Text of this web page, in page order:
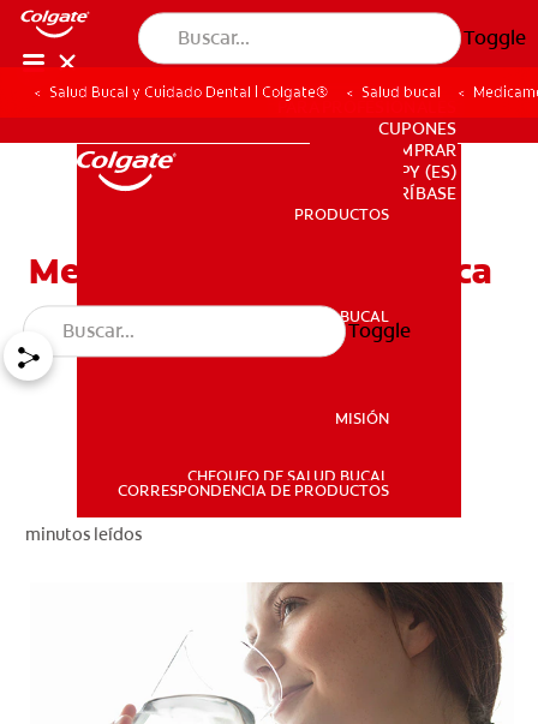
Toggle
PRODUCTOS
SALUD BUCAL
CORRESPONDENCIA DE PRODUCTOS
PARA PROFESIONALES
PARA PROFESIONALES
CUPONES
DONDE COMPRAR
PY (ES)
SUSCRÍBASE
PRODUCTOS
SALUD BUCAL
MISIÓN
CHEQUEO DE SALUD BUCAL
CORRESPONDENCIA DE PRODUCTOS
Toggle
Salud Bucal y Cuidado Dental | Colgate® Salud bucal
Medicamentos Y Boca Seca
minutos leídos